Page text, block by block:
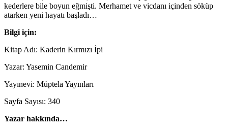
kederlere bile boyun eğmişti. Merhamet ve vicdanı içinden söküp
atarken yeni hayatı başladı…
Bilgi için:
Kitap Adı: Kaderin Kırmızı İpi
Yazar: Yasemin Candemir
Yayınevi: Müptela Yayınları
Sayfa Sayısı: 340
Yazar hakkında…